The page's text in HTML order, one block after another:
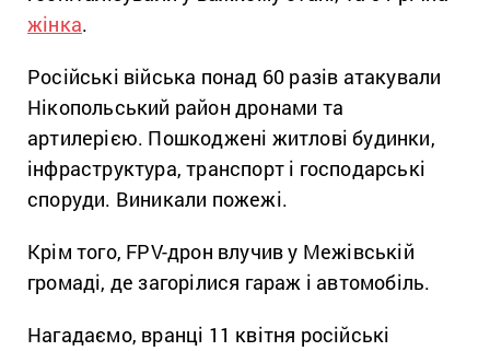
жінка.
Російські війська понад 60 разів атакували
Нікопольський район дронами та
артилерією. Пошкоджені житлові будинки,
інфраструктура, транспорт і господарські
споруди. Виникали пожежі.
Крім того, FPV-дрон влучив у Межівській
громаді, де загорілися гараж і автомобіль.
Нагадаємо, вранці 11 квітня російські